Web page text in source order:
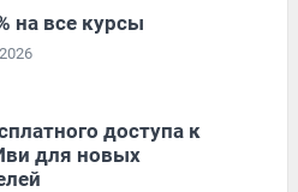
на все курсы
доступа к
для новых